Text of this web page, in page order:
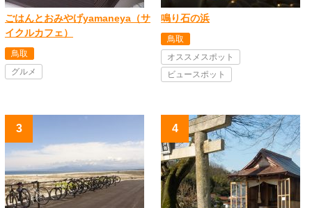
ごはんとおみやげyamaneya（サ
イクルカフェ）
鳥取
グルメ
鳴り石の浜
鳥取
オススメスポット
ビュースポット